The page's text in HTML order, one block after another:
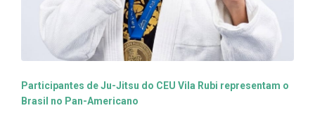
Participantes de Ju-Jitsu do CEU Vila Rubi representam o
Brasil no Pan-Americano